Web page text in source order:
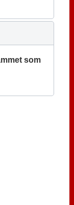
som